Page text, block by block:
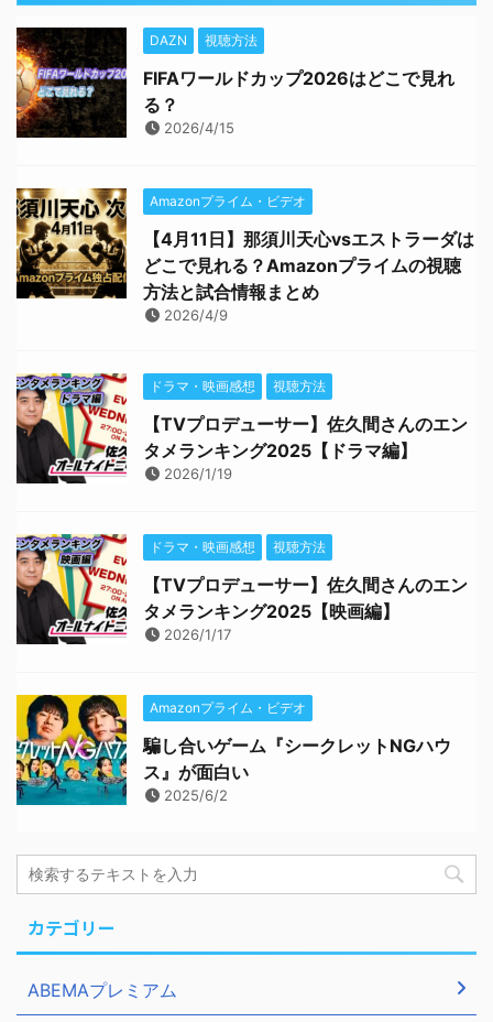
DAZN 視聴方法
FIFAワールドカップ2026はどこで見れ
る？
2026/4/15
Amazonプライム・ビデオ
【4月11日】那須川天心vsエストラーダは
どこで見れる？Amazonプライムの視聴
方法と試合情報まとめ
2026/4/9
ドラマ・映画感想 視聴方法
【TVプロデューサー】佐久間さんのエン
タメランキング2025【ドラマ編】
2026/1/19
ドラマ・映画感想 視聴方法
【TVプロデューサー】佐久間さんのエン
タメランキング2025【映画編】
2026/1/17
Amazonプライム・ビデオ
騙し合いゲーム『シークレットNGハウ
ス』が面白い
2025/6/2
カテゴリー
ABEMAプレミアム